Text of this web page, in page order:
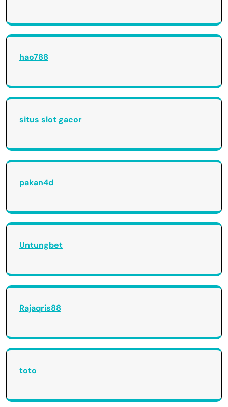
hao788
situs slot gacor
pakan4d
Untungbet
Rajaqris88
toto